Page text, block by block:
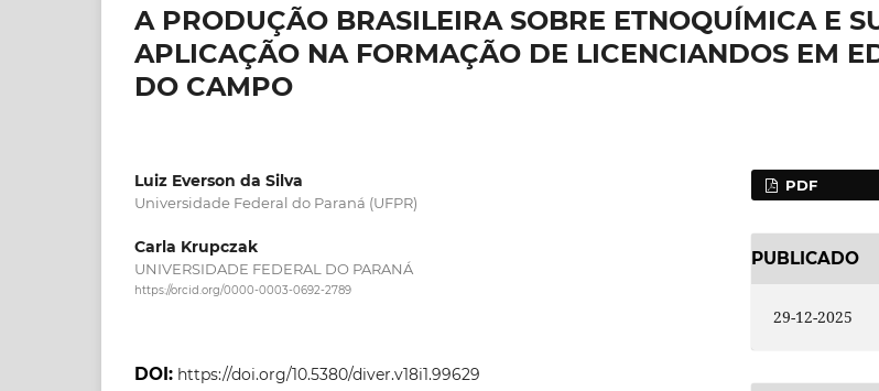
A PRODUÇÃO BRASILEIRA SOBRE ETNOQUÍMICA E
APLICAÇÃO NA FORMAÇÃO DE LICENCIANDOS EM
DO CAMPO
Luiz Everson da Silva
Universidade Federal do Paraná (UFPR)
Carla Krupczak
UNIVERSIDADE FEDERAL DO PARANÁ
https://orcid.org/0000-0003-0692-2789
DOI: https://doi.org/10.5380/diver.v18i1.99629
PDF
PUBLICADO
29-12-2025